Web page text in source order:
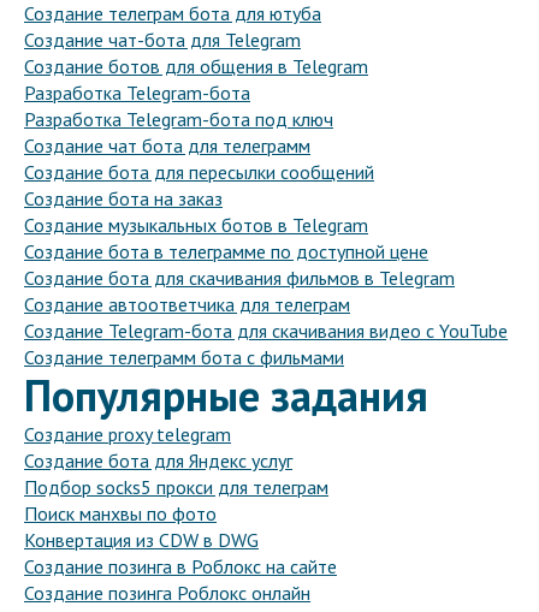
Создание телеграм бота для ютуба
Создание чат-бота для Telegram
Создание ботов для общения в Telegram
Разработка Telegram-бота
Разработка Telegram-бота под ключ
Создание чат бота для телеграмм
Создание бота для пересылки сообщений
Создание бота на заказ
Создание музыкальных ботов в Telegram
Создание бота в телеграмме по доступной цене
Создание бота для скачивания фильмов в Telegram
Создание автоответчика для телеграм
Создание Telegram-бота для скачивания видео с YouTube
Создание телеграмм бота с фильмами
Популярные задания
Создание proxy telegram
Создание бота для Яндекс услуг
Подбор socks5 прокси для телеграм
Поиск манхвы по фото
Конвертация из CDW в DWG
Создание позинга в Роблокс на сайте
Создание позинга Роблокс онлайн